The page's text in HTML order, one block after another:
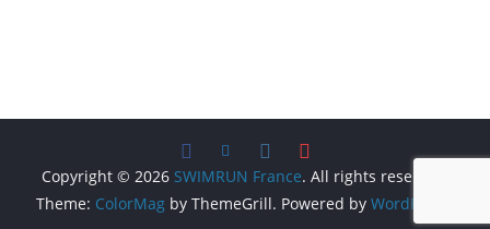
Copyright © 2026 SWIMRUN France. All rights reserved.
Theme: ColorMag by ThemeGrill. Powered by WordPress